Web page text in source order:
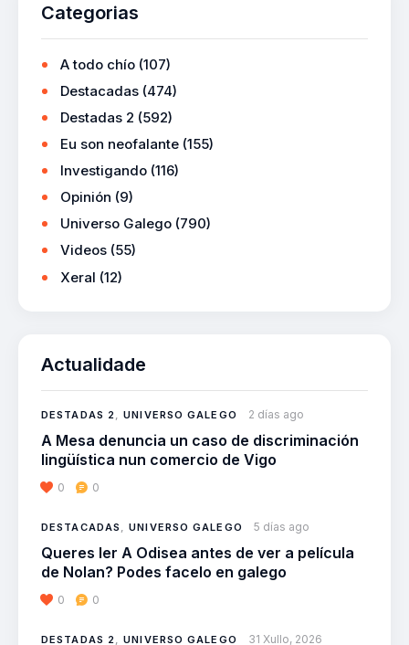
Categorias
A todo chío (107)
Destacadas (474)
Destadas 2 (592)
Eu son neofalante (155)
Investigando (116)
Opinión (9)
Universo Galego (790)
Videos (55)
Xeral (12)
Actualidade
DESTADAS 2 ,UNIVERSO GALEGO 2 días ago
A Mesa denuncia un caso de discriminación
lingüística nun comercio de Vigo
0 0
DESTACADAS ,UNIVERSO GALEGO 5 días ago
Queres ler A Odisea antes de ver a película
de Nolan? Podes facelo en galego
0 0
DESTADAS 2 ,UNIVERSO GALEGO 31 Xullo, 2026